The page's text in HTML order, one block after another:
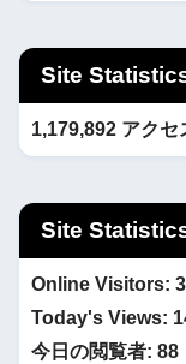
Site
1,179,892 アクセ
Site
Online Visitors: 3
Today's Views:
今日の閲覧者: 88